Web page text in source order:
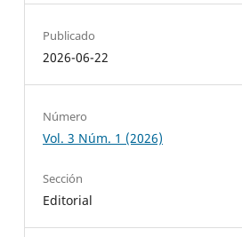
Publicado
2026-06-22
Número
Vol. 3 Núm. 1 (2026)
Sección
Editorial